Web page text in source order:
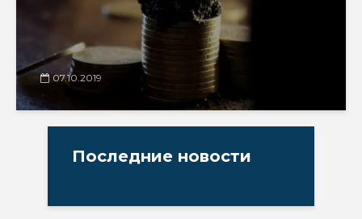
07.10.2019
Последние новости